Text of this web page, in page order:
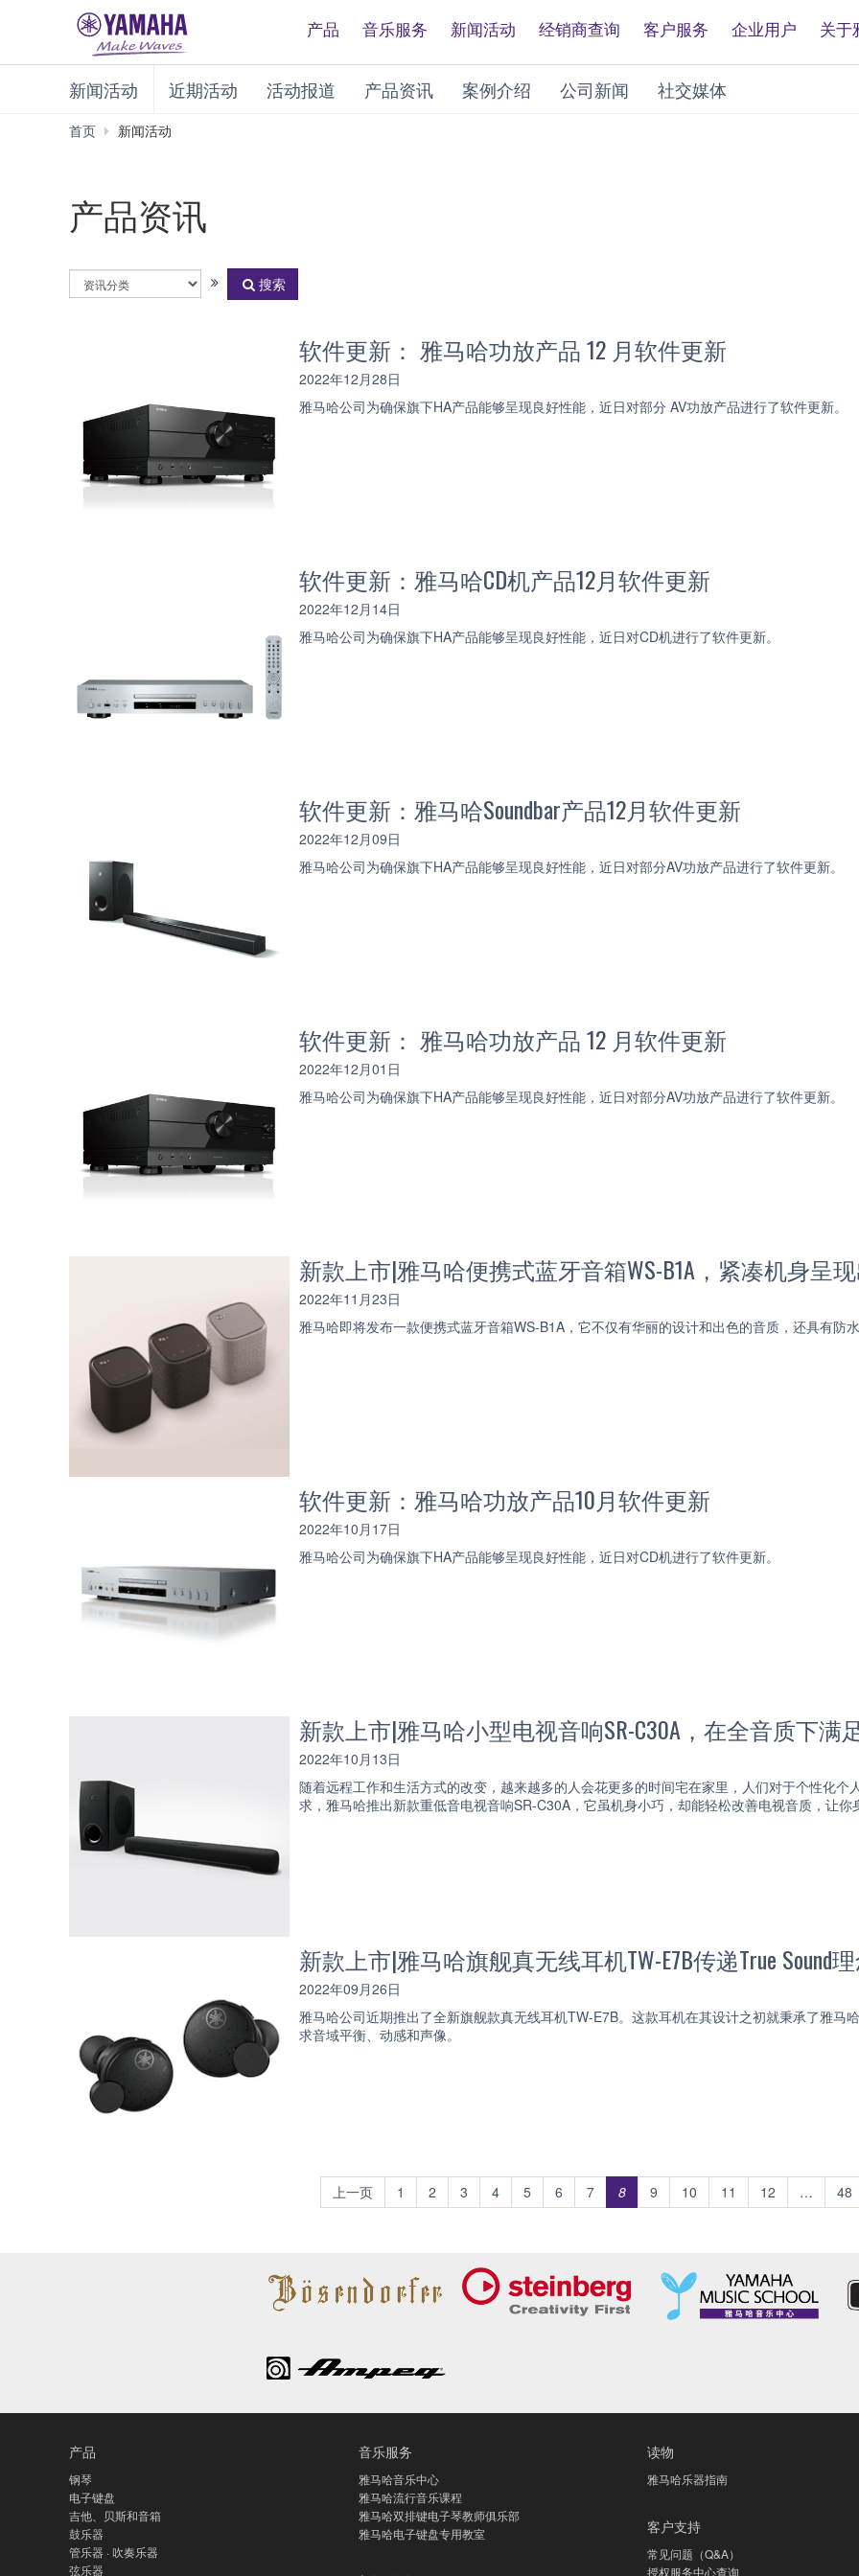
产品 音乐服务 新闻活动 经销商查询 客户服务 企业用户 关于
新闻活动 近期活动 活动报道 产品资讯 案例介绍 公司新闻 社交媒体
首页 新闻活动
产品资讯
择
搜索
软件更新： 雅马哈功放产品 12 月软件更新
2022年12月28日
雅马哈公司为确保旗下HA产品能够呈现良好性能，近日对部分 AV功放产品进行了软件更新。
软件更新：雅马哈CD机产品12月软件更新
2022年12月14日
雅马哈公司为确保旗下HA产品能够呈现良好性能，近日对CD机进行了软件更新。
软件更新：雅马哈Soundbar产品12月软件更新
2022年12月09日
雅马哈公司为确保旗下HA产品能够呈现良好性能，近日对部分AV功放产品进行了软件更新。
软件更新： 雅马哈功放产品 12 月软件更新
2022年12月01日
雅马哈公司为确保旗下HA产品能够呈现良好性能，近日对部分AV功放产品进行了软件更新。
新款上市|雅马哈便携式蓝牙音箱WS-B1A，紧凑机身呈
2022年11月23日
雅马哈即将发布一款便携式蓝牙音箱WS-B1A，它不仅有华丽的设计和出色的音质，还具有防水
软件更新：雅马哈功放产品10月软件更新
2022年10月17日
雅马哈公司为确保旗下HA产品能够呈现良好性能，近日对CD机进行了软件更新。
新款上市|雅马哈小型电视音响SR-C30A，在全音质下满
2022年10月13日
随着远程工作和生活方式的改变，越来越多的人会花更多的时间宅在家里，人们对于个性化
求，雅马哈推出新款重低音电视音响SR-C30A，它虽机身小巧，却能轻松改善电视音质，让你
新款上市|雅马哈旗舰真无线耳机TW-E7B传递True Sound
2022年09月26日
雅马哈公司近期推出了全新旗舰款真无线耳机TW-E7B。这款耳机在其设计之初就秉承了雅马
求音域平衡、动感和声像。
上一页 1 2 3 4 5 6 7 8 9 10 11 12 … 48
产品
钢琴
电子键盘
吉他、贝斯和音箱
鼓乐器
管乐器 · 吹奏乐器
弦乐器
音乐服务
雅马哈音乐中心
雅马哈流行音乐课程
雅马哈双排键电子琴教师俱乐部
雅马哈电子键盘专用教室
读物
雅马哈乐器指南
客户支持
常见问题（Q&A）
授权服务中心查询